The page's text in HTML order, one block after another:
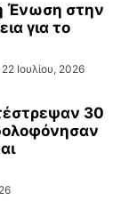
Ένωση στην
για το
22 Ιουλίου, 2026
30